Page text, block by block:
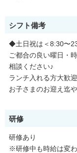
シフト備考
◆土日祝は＜8:30〜
ご都合の良い曜日・
相談ください♪
ランチ入れる方大歓
お子さまのお迎え迄
研修
研修あり
※研修中も時給は変わ